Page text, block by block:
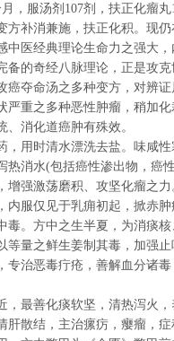
，服汤剂107剂，扶正化瘤
方补消兼施，扶正化积。现
中医经典理论生命力之强大
备的奇经八脉理论，正是攻
癌夺命汤之多种变方，对辨
严重之多种恶性肿瘤，稍加
消化道癌肿有殊效。
，用时清水漂洗去盐。味咸
热消水(包括癌性渗出物，癌
增强激荡磨积、攻坚化瘤之
内服仅见于乳痈初起，掀赤
毒。方中之生半夏，为消痰
等量之鲜生姜制其毒，加强
专治恶毒疔疮，善解血分诸
，最善化痰软坚，清热泻火
肝散结，主治瘰疠，瘿瘤，